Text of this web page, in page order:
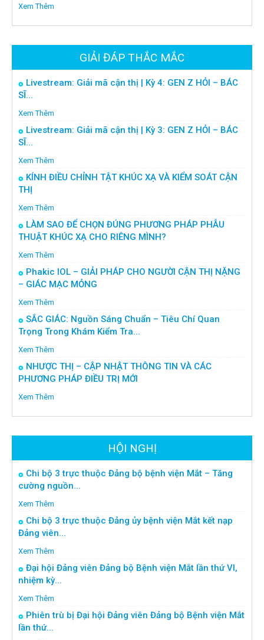
Xem Thêm
GIẢI ĐÁP THẮC MẮC
Livestream: Giải mã cận thị | Kỳ 4: GEN Z HỎI – BÁC
SĨ...
Xem Thêm
Livestream: Giải mã cận thị | Kỳ 3: GEN Z HỎI – BÁC
SĨ...
Xem Thêm
KÍNH ĐIỀU CHỈNH TẬT KHÚC XẠ VÀ KIỂM SOÁT CẬN
THỊ
Xem Thêm
LÀM SAO ĐỂ CHỌN ĐÚNG PHƯƠNG PHÁP PHẪU
THUẬT KHÚC XẠ CHO RIÊNG MÌNH?
Xem Thêm
Phakic IOL – GIẢI PHÁP CHO NGƯỜI CẬN THỊ NẶNG
– GIÁC MẠC MỎNG
Xem Thêm
SẮC GIÁC: Nguồn Sáng Chuẩn – Tiêu Chí Quan
Trọng Trong Khám Kiểm Tra...
Xem Thêm
NHƯỢC THỊ – CẬP NHẬT THÔNG TIN VÀ CÁC
PHƯƠNG PHÁP ĐIỀU TRỊ MỚI
Xem Thêm
HỘI NGHỊ
Chi bộ 3 trực thuộc Đảng bộ bệnh viện Mắt – Tăng
cường nguồn...
Xem Thêm
Chi bộ 3 trực thuộc Đảng ủy bệnh viện Mắt kết nạp
Đảng viên...
Xem Thêm
Đại hội Đảng viên Đảng bộ Bệnh viện Mắt lần thứ VI,
nhiệm kỳ...
Xem Thêm
Phiên trù bị Đại hội Đảng viên Đảng bộ Bệnh viện Mắt
lần thứ...